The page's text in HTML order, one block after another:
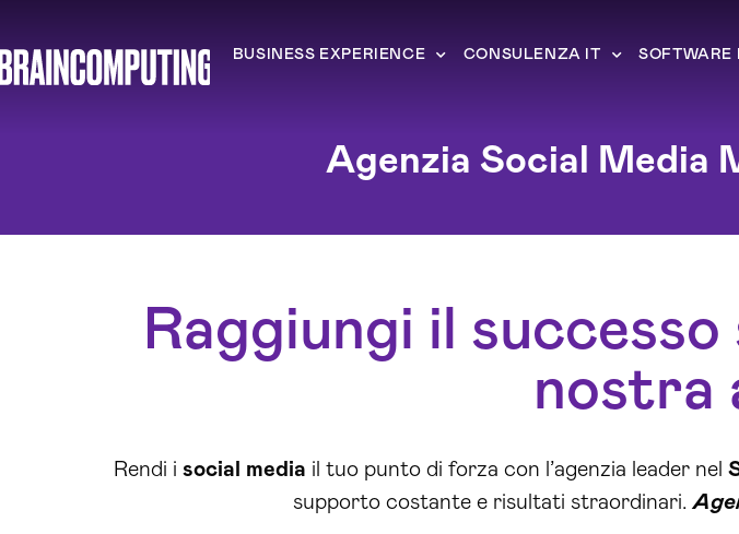
BUSINESS EXPERIENCE CONSULENZA IT SOFTWARE
Agenzia Social Media
Raggiungi il
nostra
Rendi i social media il tuo punto di forza con l’agenzia leader nel
supporto costante e risultati straordinari.